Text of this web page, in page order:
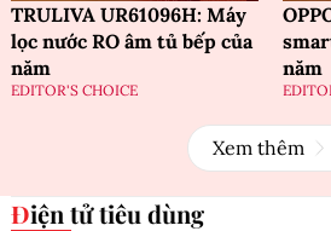
TRULIVA UR61096H: Máy
lọc nước RO âm tủ bếp của
năm
EDITOR'S CHOICE
năm
Xem thêm
Điện tử tiêu dùng